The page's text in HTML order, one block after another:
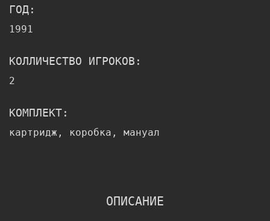
ГОД:
1991
КОЛЛИЧЕСТВО ИГРОКОВ:
2
КОМПЛЕКТ:
картридж, коробка, мануал
ОПИСАНИЕ